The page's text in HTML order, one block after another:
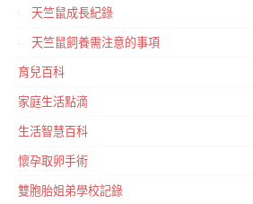
天竺鼠成長紀錄
天竺鼠飼養需注意的事項
育兒百科
家庭生活點滴
生活智慧百科
懷孕取卵手術
雙胞胎姐弟學校記錄